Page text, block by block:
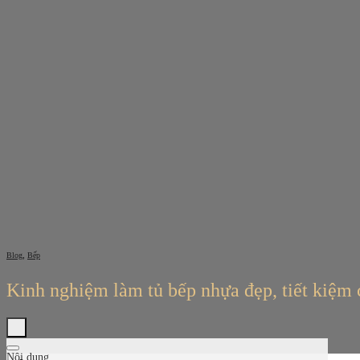
Blog Bếp
Kinh nghiệm làm tủ bếp nhựa đẹp, tiết kiệm
Nội dung